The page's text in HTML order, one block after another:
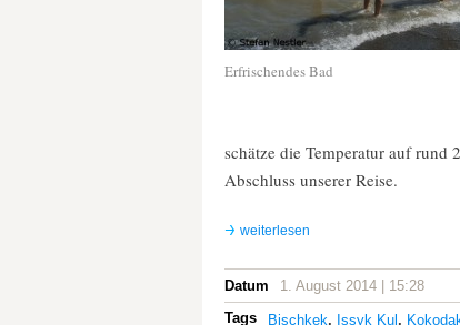
Erfrischendes Bad
schätze die Temperatur auf rund
Abschluss unserer Reise.
weiterlesen
Datum
1. August 2014 | 15:28
Tags
Bischkek, Issyk Kul,